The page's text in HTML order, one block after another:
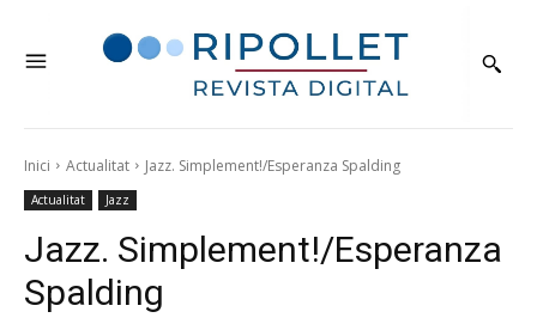
Inici Actualitat Jazz. Simplement!/Esperanza Spalding
Actualitat Jazz
Jazz. Simplement!/Esperanza
Spalding